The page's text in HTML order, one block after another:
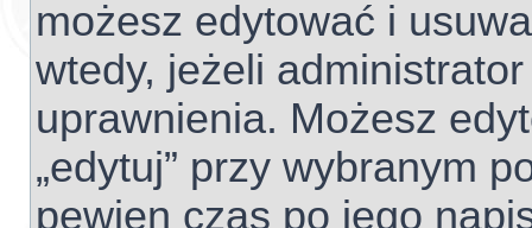
możesz edytować i
wtedy, jeżeli
uprawnienia. Możesz
„edytuj” przy wybranym
pewien czas po jego